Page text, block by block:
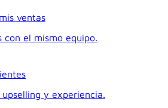
ventas
con el mismo equipo.
upselling y experiencia.